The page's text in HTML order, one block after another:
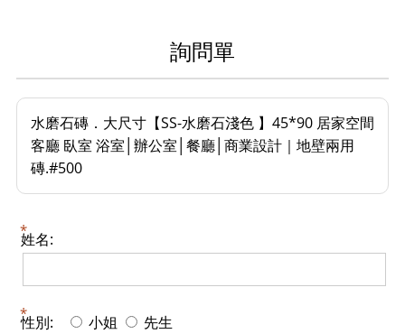
詢問單
水磨石磚．大尺寸【SS-水磨石淺色 】45*90 居家空間
客廳 臥室 浴室│辦公室│餐廳│商業設計｜地壁兩用
磚.#500
姓名:
性別: 小姐 先生